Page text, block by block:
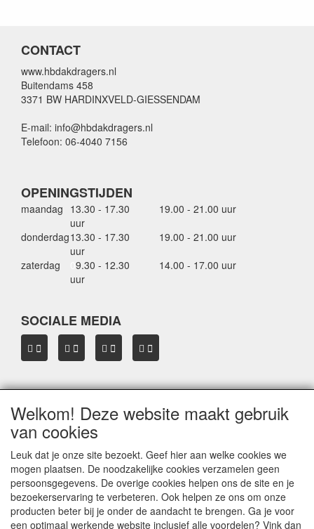
CONTACT
www.hbdakdragers.nl
Buitendams 458
3371 BW HARDINXVELD-GIESSENDAM
E-mail: info@hbdakdragers.nl
Telefoon: 06-4040 7156
OPENINGSTIJDEN
maandag 13.30 - 17.30
uur
19.00 - 21.00 uur
donderdag13.30 - 17.30
uur
19.00 - 21.00 uur
zaterdag
9.30 - 12.30
uur
14.00 - 17.00 uur
SOCIALE MEDIA
OVER HBDAKDRAGERS.NL
Dakkoffer verhuur Hardinxveld-Giessendam
Verkoop dakkoffers en skiboxen
Onze merken
Herroepingslink aanvragen
Welkom! Deze website maakt gebruik
van cookies
Leuk dat je onze site bezoekt. Geef hier aan welke cookies we
mogen plaatsen. De noodzakelijke cookies verzamelen geen
persoonsgegevens. De overige cookies helpen ons de site en je
bezoekerservaring te verbeteren. Ook helpen ze ons om onze
producten beter bij je onder de aandacht te brengen. Ga je voor
een optimaal werkende website inclusief alle voordelen? Vink dan